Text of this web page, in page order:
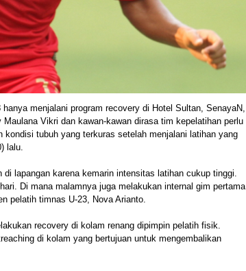
menjalani program recovery di Hotel Sultan, SenayaN,
Vikri dan kawan-kawan dirasa tim kepelatihan perlu
kondisi tubuh yang terkuras setelah menjalani latihan yang
lalu.
di lapangan karena kemarin intensitas latihan cukup tinggi.
Di mana malamnya juga melakukan internal gim pertama
pelatih timnas U-23, Nova Arianto.
recovery di kolam renang dipimpin pelatih fisik.
di kolam yang bertujuan untuk mengembalikan